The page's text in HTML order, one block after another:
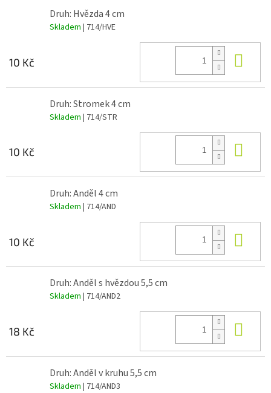
Druh: Hvězda 4 cm
Skladem | 714/HVE
10 Kč
Druh: Stromek 4 cm
Skladem | 714/STR
10 Kč
Druh: Anděl 4 cm
Skladem | 714/AND
10 Kč
Druh: Anděl s hvězdou 5,5 cm
Skladem | 714/AND2
18 Kč
Druh: Anděl v kruhu 5,5 cm
Skladem | 714/AND3